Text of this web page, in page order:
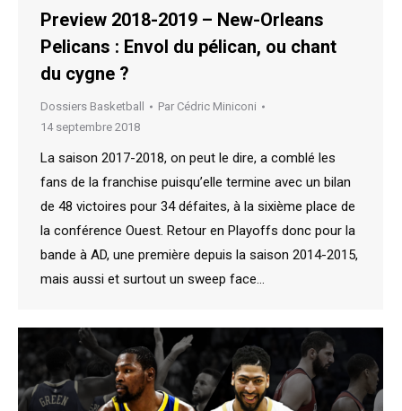
Preview 2018-2019 – New-Orleans
Pelicans : Envol du pélican, ou chant
du cygne ?
Dossiers Basketball Par Cédric Miniconi
14 septembre 2018
La saison 2017-2018, on peut le dire, a comblé les
fans de la franchise puisqu’elle termine avec un bilan
de 48 victoires pour 34 défaites, à la sixième place de
la conférence Ouest. Retour en Playoffs donc pour la
bande à AD, une première depuis la saison 2014-2015,
mais aussi et surtout un sweep face…